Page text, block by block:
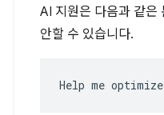
AI 지원은 다음과 같은
안할 수 있습니다.
Help me